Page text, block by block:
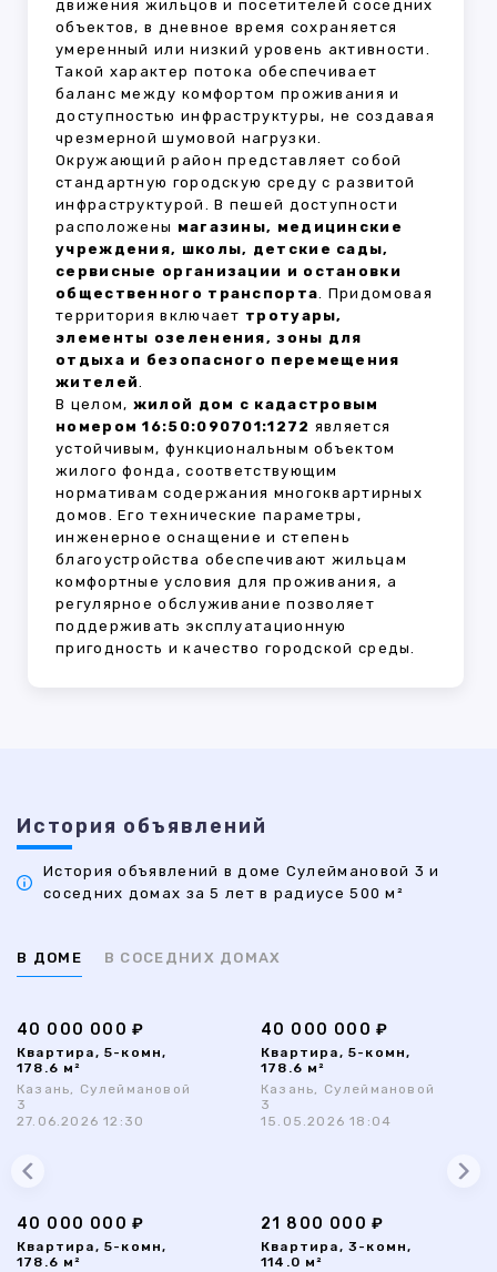
движения жильцов и посетителей соседних
объектов, в дневное время сохраняется
умеренный или низкий уровень активности.
Такой характер потока обеспечивает
баланс между комфортом проживания и
доступностью инфраструктуры, не создавая
чрезмерной шумовой нагрузки.
Окружающий район представляет собой
стандартную городскую среду с развитой
инфраструктурой. В пешей доступности
расположены магазины, медицинские
учреждения, школы, детские сады,
сервисные организации и остановки
общественного транспорта. Придомовая
территория включает тротуары,
элементы озеленения, зоны для
отдыха и безопасного перемещения
жителей.
В целом, жилой дом с кадастровым
номером 16:50:090701:1272 является
устойчивым, функциональным объектом
жилого фонда, соответствующим
нормативам содержания многоквартирных
домов. Его технические параметры,
инженерное оснащение и степень
благоустройства обеспечивают жильцам
комфортные условия для проживания, а
регулярное обслуживание позволяет
поддерживать эксплуатационную
пригодность и качество городской среды.
История объявлений
История объявлений в доме Сулеймановой 3 и
соседних домах за 5 лет в радиусе 500 м²
В ДОМЕ В СОСЕДНИХ ДОМАХ
40 000 000 ₽
Квартира, 5-комн,
178.6 м²
Казань, Сулеймановой
3
27.06.2026 12:30
40 000 000 ₽
Квартира, 5-комн,
178.6 м²
Казань, Сулеймановой
3
15.05.2026 18:04
40 000 000 ₽
Квартира, 5-комн,
178.6 м²
21 800 000 ₽
Квартира, 3-комн,
114.0 м²